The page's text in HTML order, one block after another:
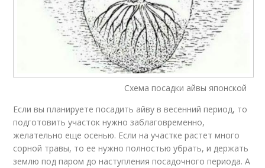
Схема посадки айвы японской
Если вы планируете посадить айву в весенний период, то
подготовить участок нужно заблаговременно,
желательно еще осенью. Если на участке растет много
сорной травы, то ее нужно полностью убрать, и держать
землю под паром до наступления посадочного периода. А